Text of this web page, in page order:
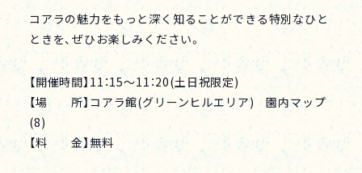
コアラの魅力をもっと深く知ることができる特別なひと
ときを、ぜひお楽しみください。
【開催時間】11：15～11：20(土日祝限定)
【場 所】コアラ館(グリーンヒルエリア) 園内マップ
(8)
【料 金】無料